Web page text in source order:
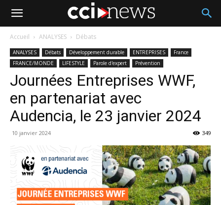
Accueil ANALYSES Débats
ANALYSES Débats Développement durable ENTREPRISES
France
FRANCE/MONDE
LIFESTYLE Parole d'expert Prévention
Journées Entreprises WWF,
en partenariat avec
Audencia, le 23 janvier 2024
10 janvier 2024 349